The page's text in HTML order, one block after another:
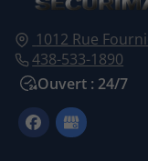
1012 Rue
438-533-1890
Ouvert : 24/7